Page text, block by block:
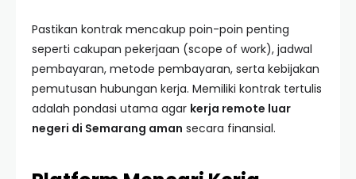
Pastikan kontrak mencakup poin-poin penting
seperti cakupan pekerjaan (scope of work), jadwal
pembayaran, metode pembayaran, serta kebijakan
pemutusan hubungan kerja. Memiliki kontrak tertulis
adalah pondasi utama agar kerja remote luar
negeri di Semarang aman secara finansial.